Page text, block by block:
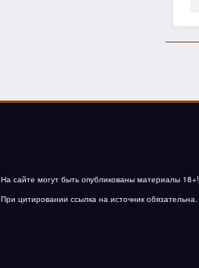
На сайте могут быть опубликованы материалы 18+!
При цитировании ссылка на источник обязательна.